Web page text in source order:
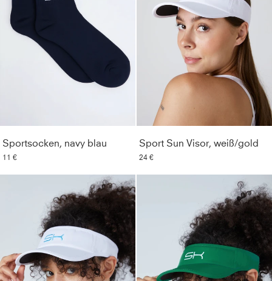
Sportsocken, navy blau
11 €
Sport Sun Visor, weiß/gold
24 €